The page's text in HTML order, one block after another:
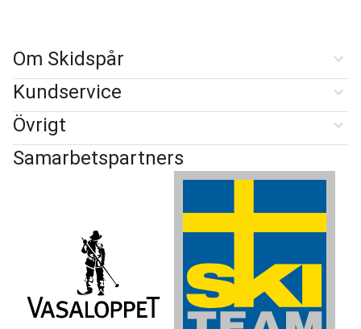
Om Skidspår
Kundservice
Övrigt
Samarbetspartners